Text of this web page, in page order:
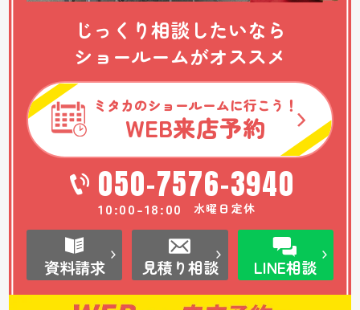
じっくり相談したいなら
ショールームがオススメ
ミタカのショールームに行こう！
WEB来店予約
050-7576-3940
10:00-18:00 水曜日定休
資料請求 見積り相談 LINE相談